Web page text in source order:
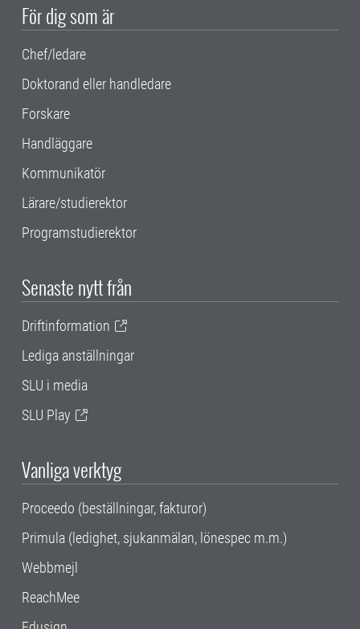
För dig som är
Chef/ledare
Doktorand eller handledare
Forskare
Handläggare
Kommunikatör
Lärare/studierektor
Programstudierektor
Senaste nytt från
Driftinformation
Lediga anställningar
SLU i media
SLU Play
Vanliga verktyg
Proceedo (beställningar, fakturor)
Primula (ledighet, sjukanmälan, lönespec m.m.)
Webbmejl
ReachMee